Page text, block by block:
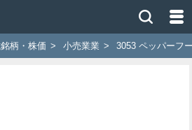
柄・株価 > 小売業業 > 3053 ペッパーフ